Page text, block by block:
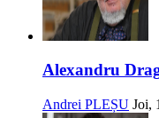
Alexandru
Andrei PLEȘU Joi,